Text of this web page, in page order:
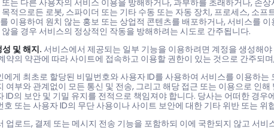
는 다른 사용자의 서비스 이용을 방해하거나, 과부하를 초래하거나, 손
목적으로든 로봇, 스파이더 또는 기타 수동 또는 자동 장치, 프로세스, 소
이용하여 원치 않는 홍보 또는 상업적 콘텐츠를 배포하거나, 서비스를
않을 경우 서비스의 정상적인 작동을 방해하려는 시도로 간주됩니다.
및 해지. 서비스에서 제공되는 일부 기능을 이용하려면 계정을 생성해
약의 약관에 따라 사이트에 접속하고 이용할 권한이 있는 것으로 간주되
에게 최초로 할당된 비밀번호와 사용자 ID를 사용하여 서비스를 이용하
여부와 관계없이 모든 통신 및 전송, 그리고 해당 접근 또는 이용으로 인
ID의 보안 및 기밀 유지를 전적으로 책임져야 합니다. 당사는 어떠한 경
호 또는 사용자 ID의 무단 사용이나 사이트 보안에 대한 기타 위반 또는 위
업로드, 결제 또는 메시지 전송 기능을 포함하되 이에 국한되지 않고 서